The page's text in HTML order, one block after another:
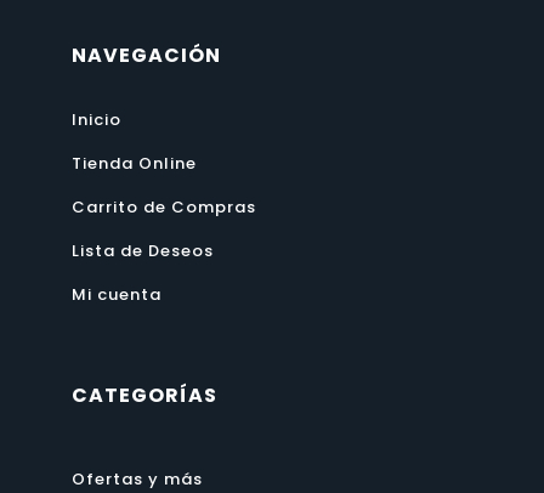
NAVEGACIÓN
Inicio
Tienda Online
Carrito de Compras
Lista de Deseos
Mi cuenta
CATEGORÍAS
Ofertas y más